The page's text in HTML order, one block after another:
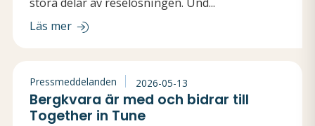
Läs mer
Pressmeddelanden 2026-05-13
Bergkvara är med och bidrar till
Together in Tune